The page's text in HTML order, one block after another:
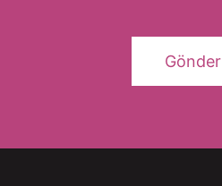
Gönder